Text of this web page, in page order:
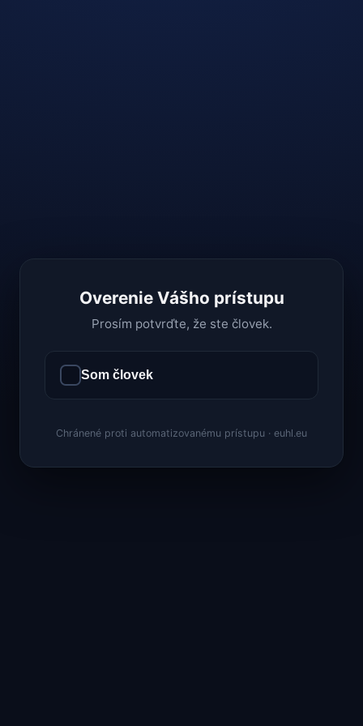
Overenie Vášho prístupu
Prosím potvrďte, že ste človek.
Som človek
Chránené proti automatizovanému prístupu · euhl.eu